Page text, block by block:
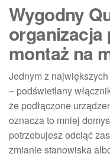
Wygodny
organizacja
montaż na
Jednym z
– podświetlany
że podłączone
oznacza to mniej
potrzebujesz odciąć
zmianie stanowiska